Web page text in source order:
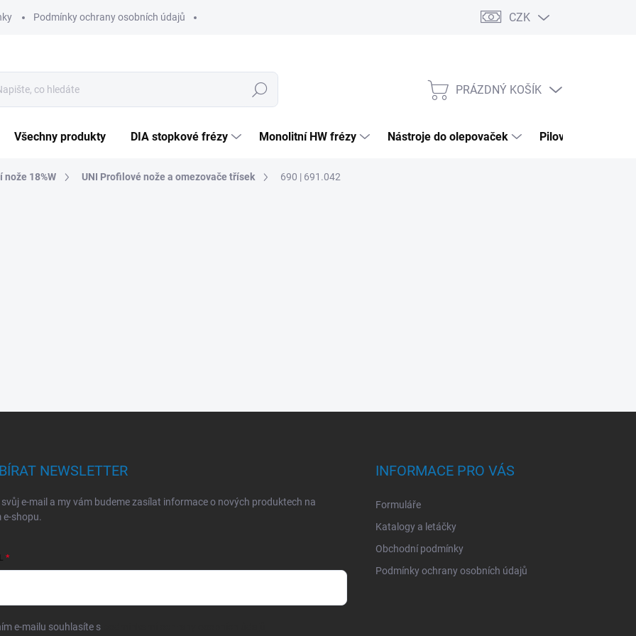
Podmínky ochrany osobních údajů CZK
Hledat
NÁKUPNÍ
PRÁZDNÝ KOŠÍK
Všechny produkty DIA stopkové frézy Monolitní HW frézy Nástroje do olepovaček Pilové kotouče
nože 18%W UNI Profilové nože a omezovače třísek 690 | 691.042
NEWSLETTER
e-mail a my vám budeme zasílat informace o nových produktech na
e-shopu.
e-mailu souhlasíte s
INFORMACE PRO VÁS
Formuláře
Katalogy a letáčky
Obchodní podmínky
Podmínky ochrany osobních údajů